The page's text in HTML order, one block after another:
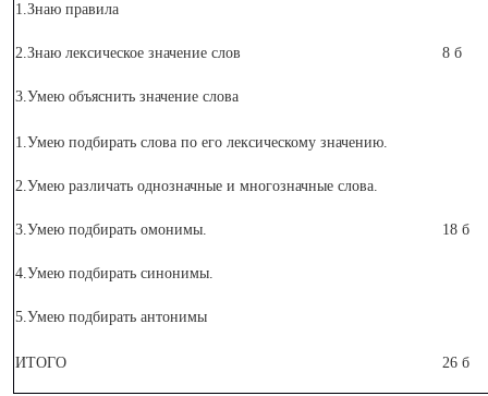
1.Знаю правила
2.Знаю лексическое значение слов
3.Умею объяснить значение слова
8 б
1.Умею подбирать слова по его лексическому значению.
2.Умею различать однозначные и многозначные слова.
3.Умею подбирать омонимы.
4.Умею подбирать синонимы.
5.Умею подбирать антонимы
18 б
ИТОГО 26 б